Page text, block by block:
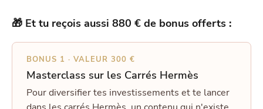
🎁 Et tu reçois aussi 880 € de bonus offerts :
BONUS 1 · VALEUR 300 €
Masterclass sur les Carrés Hermès
Pour diversifier tes investissements et te lancer